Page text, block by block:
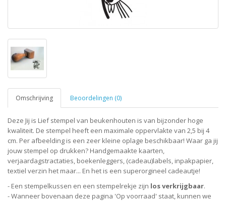
Omschrijving Beoordelingen (0)
Deze Jij is Lief stempel van beukenhouten is van bijzonder hoge
kwaliteit. De stempel heeft een maximale oppervlakte van 2,5 bij 4
cm. Per afbeelding is een zeer kleine oplage beschikbaar! Waar ga jij
jouw stempel op drukken? Handgemaakte kaarten,
verjaardagstractaties, boekenleggers, (cadeau)labels, inpakpapier,
textiel verzin het maar... En het is een superorgineel cadeautje!
- Een stempelkussen en een stempelrekje zijn los verkrijgbaar.
- Wanneer bovenaan deze pagina 'Op voorraad' staat, kunnen we